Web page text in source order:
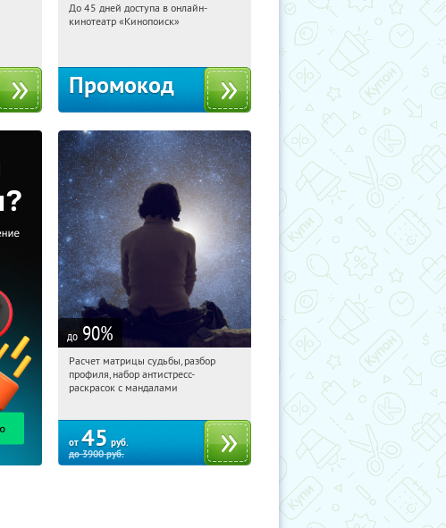
09:32:18 Получили:
До 45 дней доступа в онлайн-
кинотеатр «Кинопоиск»
Промокод
до 90%
09:32:18 Купили:
Россия
Расчет матрицы судьбы, разбор
профиля, набор антистресс-
раскрасок с мандалами
от 45 руб.
до3900руб.